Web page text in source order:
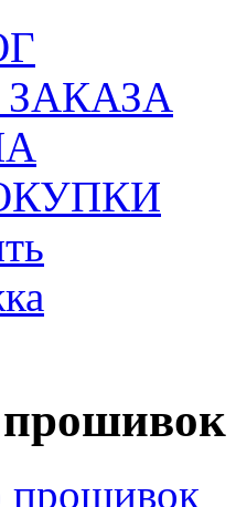
прошивок
прошивок